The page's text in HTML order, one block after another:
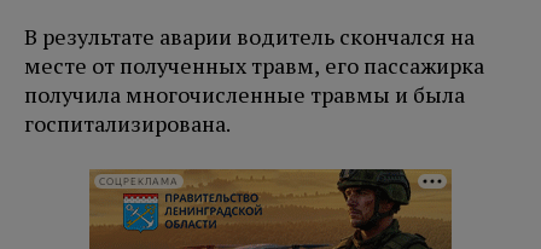
В результате аварии водитель скончался на
месте от полученных травм, его пассажирка
получила многочисленные травмы и была
госпитализирована.
СОЦРЕКЛАМА